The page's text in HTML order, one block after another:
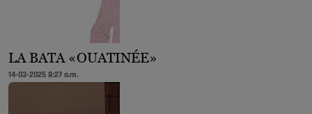
LA BATA «OUATINÉE»
14-03-2025 8:27 a.m.